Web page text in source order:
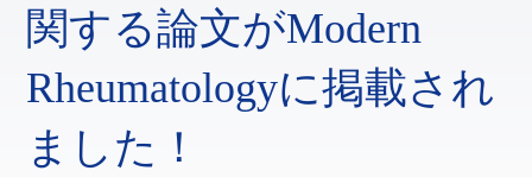
関する論文がModern
Rheumatologyに掲載され
ました！